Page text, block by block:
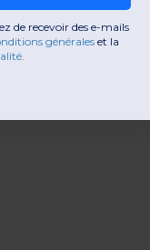
de recevoir des e-mails
généraleset la
.